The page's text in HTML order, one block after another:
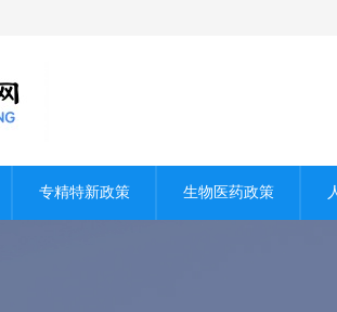
专精特新政策 生物医药政策